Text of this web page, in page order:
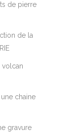
de pierre
de la
volcan
chaine
gravure